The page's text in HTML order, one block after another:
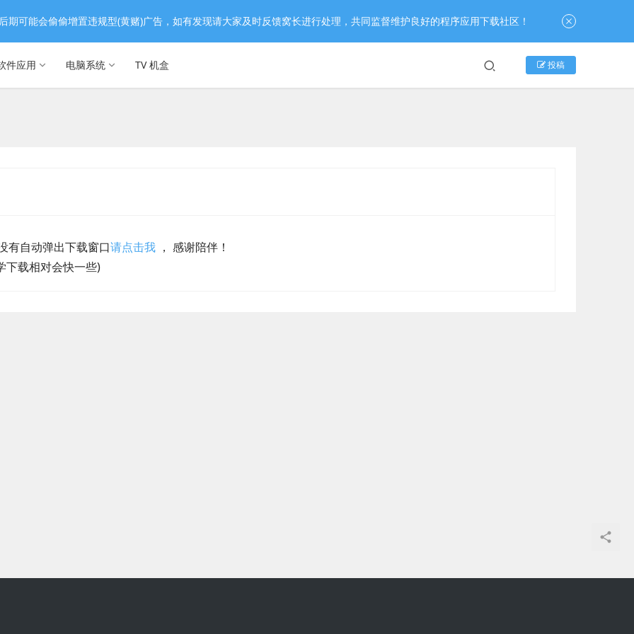
件应用 电脑系统 TV 机盒 投稿
有自动弹出下载窗口请点击我 ， 感谢陪伴！
下载相对会快一些)
可能会偷偷增置违规型(黄赌)广告，如有发现请大家及时反馈窝长进行处理，共同监督维护良好的程序应用下载社区！